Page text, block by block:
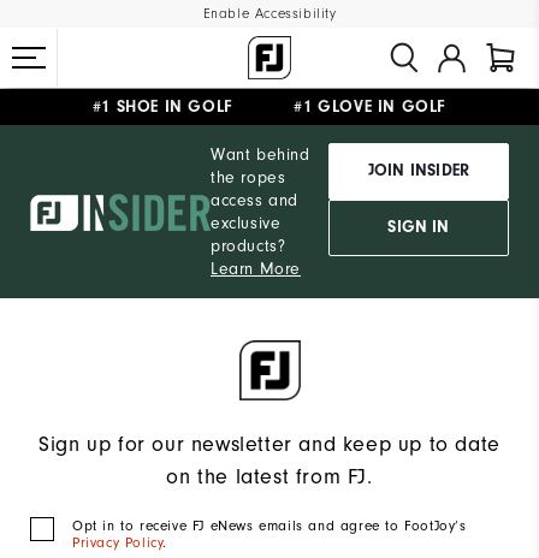
Enable Accessibility
#1 SHOE IN GOLF #1 GLOVE IN GOLF
ON ALL ORDERS £50+&FREE RETURNS
Want behind
the ropes
access and
exclusive
products?
Learn More
JOIN INSIDER
SIGN IN
Sign up for our newsletter and keep up to date
on the latest from FJ.
Opt in to receive FJ eNews emails and agree to FootJoy’s
Privacy Policy.